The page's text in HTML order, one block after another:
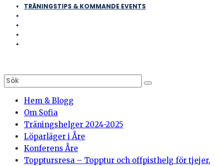
TRÄNINGSTIPS & KOMMANDE EVENTS
Hem & Blogg
Om Sofia
Träningshelger 2024-2025
Löparläger i Åre
Konferens Åre
Topptursresa – Topptur och offpisthelg för tjejer,